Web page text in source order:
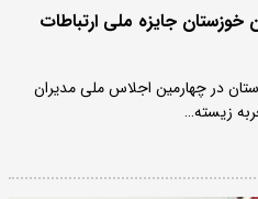
جایزه ملی ارتباطات
در چهارمین اجلاس ملی مدیران
زیسته…